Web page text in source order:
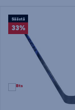
Säästä
33%